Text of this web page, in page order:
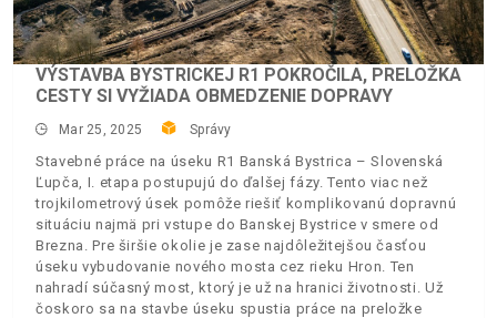
VÝSTAVBA BYSTRICKEJ R1 POKROČILA, PRELOŽKA
CESTY SI VYŽIADA OBMEDZENIE DOPRAVY
Mar 25, 2025 Správy
Stavebné práce na úseku R1 Banská Bystrica – Slovenská
Ľupča, I. etapa postupujú do ďalšej fázy. Tento viac než
trojkilometrový úsek pomôže riešiť komplikovanú dopravnú
situáciu najmä pri vstupe do Banskej Bystrice v smere od
Brezna. Pre širšie okolie je zase najdôležitejšou časťou
úseku vybudovanie nového mosta cez rieku Hron. Ten
nahradí súčasný most, ktorý je už na hranici životnosti. Už
čoskoro sa na stavbe úseku spustia práce na preložke